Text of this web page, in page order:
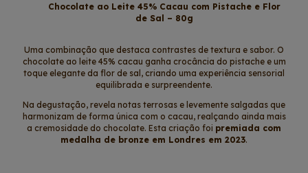
Chocolate ao Leite 45% Cacau com Pistache e Flor
de Sal – 80g
Uma combinação que destaca contrastes de textura e sabor. O
chocolate ao leite 45% cacau ganha crocância do pistache e um
toque elegante da flor de sal, criando uma experiência sensorial
equilibrada e surpreendente.
Na degustação, revela notas terrosas e levemente salgadas que
harmonizam de forma única com o cacau, realçando ainda mais
a cremosidade do chocolate. Esta criação foi premiada com
medalha de bronze em Londres em 2023.